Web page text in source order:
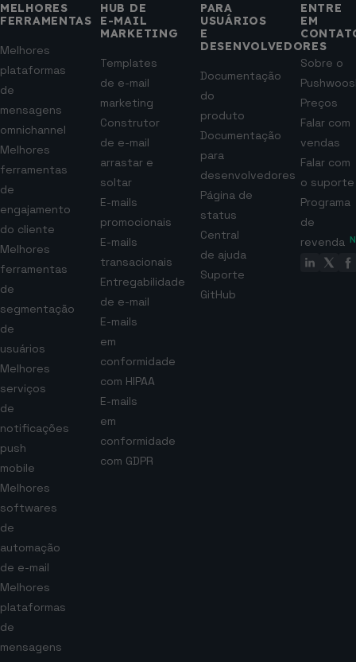
MELHORES
FERRAMENTAS
Melhores
plataformas
de
mensagens
omnichannel
Melhores
ferramentas
de
engajamento
do cliente
Melhores
ferramentas
de
segmentação
de
usuários
Melhores
serviços
de
notificações
push
mobile
Melhores
softwares
de
automação
de e-mail
Melhores
plataformas
de
mensagens
HUB DE
E-MAIL
MARKETING
Templates
de e-mail
marketing
Construtor
de e-mail
arrastar e
soltar
E-mails
promocionais
E-mails
transacionais
Entregabilidade
de e-mail
E-mails
em
conformidade
com HIPAA
E-mails
em
conformidade
com GDPR
PARA
USUÁRIOS
E
DESENVOLVEDORES
Documentação
do
produto
Documentação
para
desenvolvedores
Página de
status
Central
de ajuda
Suporte
GitHub
ENTRE
EM
Sobre o
Preços
Falar com
vendas
Falar com
o suporte
Programa
de
revenda